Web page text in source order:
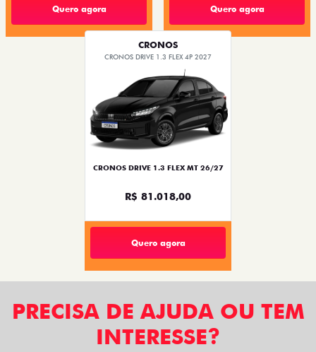
Quero agora Quero agora
CRONOS
CRONOS DRIVE 1.3 FLEX 4P 2027
CRONOS DRIVE 1.3 FLEX MT 26/27
R$ 81.018,00
Quero agora
PRECISA DE AJUDA OU TEM
INTERESSE?